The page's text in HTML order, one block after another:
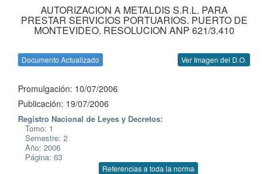
AUTORIZACION A METALDIS S.R.L. PARA
PRESTAR SERVICIOS PORTUARIOS. PUERTO DE
MONTEVIDEO. RESOLUCION ANP 621/3.410
Documento Actualizado Ver Imagen del D.O.
Promulgación: 10/07/2006
Publicación: 19/07/2006
Registro Nacional de Leyes y Decretos:
Tomo: 1
Semestre: 2
Año: 2006
Página: 63
Referencias a toda la norma